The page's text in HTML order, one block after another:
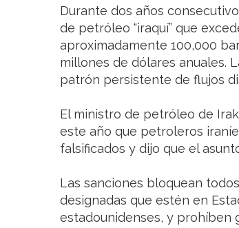
Durante dos años
de petróleo “iraquí” que
aproximadamente 100,000
millones de dólares anuales.
patrón persistente de flujos
El ministro de petróleo de
este año que petroleros
falsificados y dijo que el
Las sanciones bloquean
designadas que estén en
estadounidenses, y prohíben